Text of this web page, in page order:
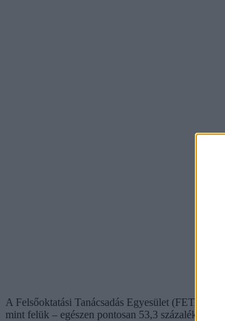
A Felsőoktatási Tanácsadás Egyesület (FETA)
mint felük – egészen pontosan 53,3 százalékuk –